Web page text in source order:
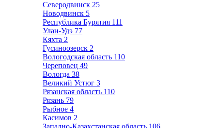
Северодвинск 25
Новодвинск 5
Республика Бурятия 111
Улан-Удэ 77
Кяхта 2
Гусиноозерск 2
Вологодская область 110
Череповец 49
Вологда 38
Великий Устюг 3
Рязанская область 110
Рязань 79
Рыбное 4
Касимов 2
Западно-Казахстанская область 106